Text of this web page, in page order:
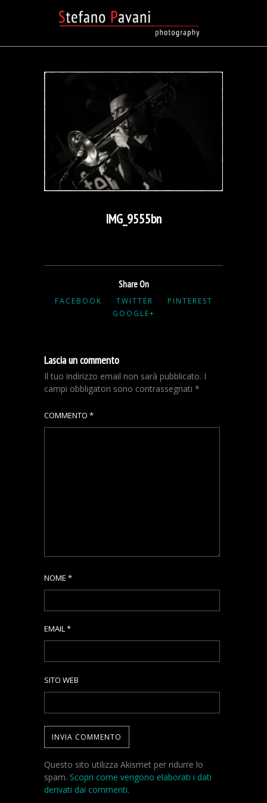
IMG_9555bn
Share On
FACEBOOK TWITTER
PINTEREST
GOOGLE+
Lascia un commento
Il tuo indirizzo email non sarà pubblicato. I
campi obbligatori sono contrassegnati *
COMMENTO *
NOME *
EMAIL*
SITO WEB
Questo sito utilizza Akismet per ridurre lo
spam. Scopri come vengono elaborati i dati
derivati dai commenti.